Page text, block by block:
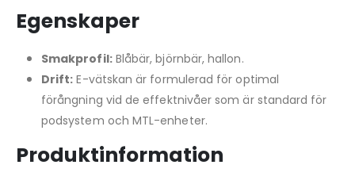
Egenskaper
Smakprofil:Blåbär, björnbär, hallon.
Drift: E-vätskan är formulerad för optimal
förångning vid de effektnivåer som är standard för
podsystem och MTL-enheter.
Produktinformation